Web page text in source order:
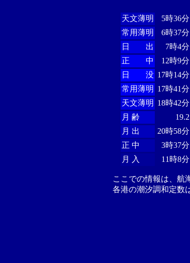
天文薄明
5時36分
常用薄明
6時37分
日 出
7時4分
正 中
12時9分
日 没 17時14分
常用薄明 17時41分
天文薄明 18時42分
月 齢
19.2
月 出
20時58分
正 中
3時37分
月 入
11時8分
ここでの情報は、航
各港の潮汐調和定数